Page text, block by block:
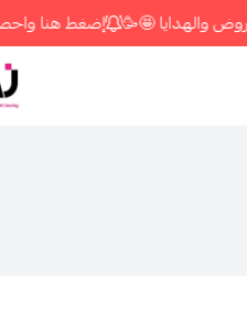
والهدايا 🤩🥳 إضغط هنا